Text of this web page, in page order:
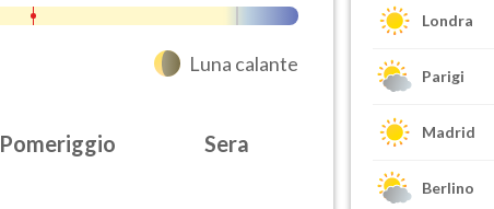
Luna calante
Pomeriggio Sera
Londra
Parigi
Madrid
Berlino